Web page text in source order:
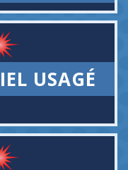
USAGÉ